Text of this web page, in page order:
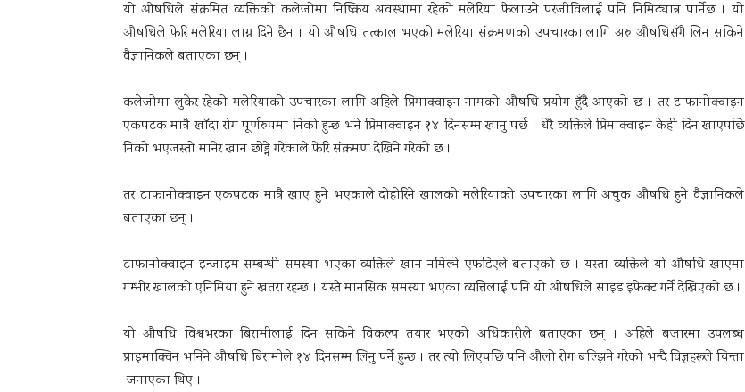
यो औषधिले संक्रमित व्यक्तिको कलेजोमा निष्क्रिय अवस्थामा रहेको मलेरिया फैलाउने परजीविलाई पनि निमिट्यान्न पार्नेछ । यो
औषधिले फेरि मलेरिया लाग्न दिने छैन । यो औषधि तत्काल भएको मलेरिया संक्रमणको उपचारका लागि अरु औषधिसँगै लिन सकिने
वैज्ञानिकले बताएका छन् ।
कलेजोमा लुकेर रहेको मलेरियाको उपचारका लागि अहिले प्रिमाक्वाइन नामको औषधि प्रयोग हुँदै आएको छ । तर टाफानोक्वाइन
एकपटक मात्रै खाँदा रोग पूर्णरुपमा निको हुन्छ भने प्रिमाक्वाइन १४ दिनसम्म खानु पर्छ । धेरै व्यक्तिले प्रिमाक्वाइन केही दिन खाएपछि
निको भएजस्तो मानेर खान छोड्ने गरेकाले फेरि संक्रमण देखिने गरेको छ ।
तर टाफानोक्वाइन एकपटक मात्रै खाए हुने भएकाले दोहोरिने खालको मलेरियाको उपचारका लागि अचुक औषधि हुने वैज्ञानिकले
बताएका छन् ।
टाफानोक्वाइन इन्जाइम सम्बन्धी समस्या भएका व्यक्तिले खान नमिल्ने एफडिएले बताएको छ । यस्ता व्यक्तिले यो औषधि खाएमा
गम्भीर खालको एनिमिया हुने खतरा रहन्छ । यस्तै मानसिक समस्या भएका व्यत्तिलाई पनि यो औषधिले साइड इफेक्ट गर्ने देखिएको छ ।
यो औषधि विश्वभरका बिरामीलाई दिन सकिने विकल्प तयार भएको अधिकारीले बताएका छन् । अहिले बजारमा उपलब्ध
प्राइमाक्विन भनिने औषधि बिरामीले १४ दिनसम्म लिनु पर्ने हुन्छ । तर त्यो लिएपछि पनि औलो रोग बल्झिने गरेको भन्दै विज्ञहरूले चिन्ता
जनाएका थिए ।